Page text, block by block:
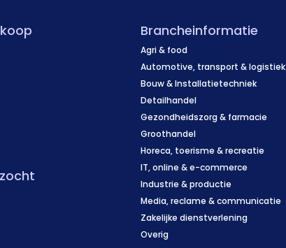
Brancheinformatie
Agri & food
Automotive, transport & logistiek
Bouw & Installatietechniek
Detailhandel
Gezondheidszorg & farmacie
Groothandel
Horeca, toerisme & recreatie
IT, online & e-commerce
Industrie & productie
Media, reclame & communicatie
Zakelijke dienstverlening
Overig